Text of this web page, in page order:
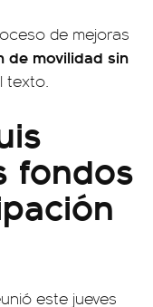
de mejoras
de movilidad sin
texto.
fondos
este jueves